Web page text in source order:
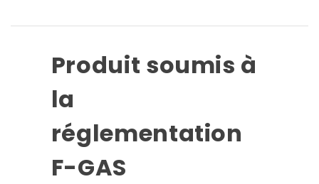
Produit soumis à
la
réglementation
F-GAS